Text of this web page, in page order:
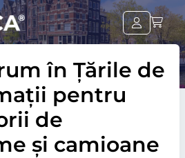
în Țările de
pentru
de
și camioane